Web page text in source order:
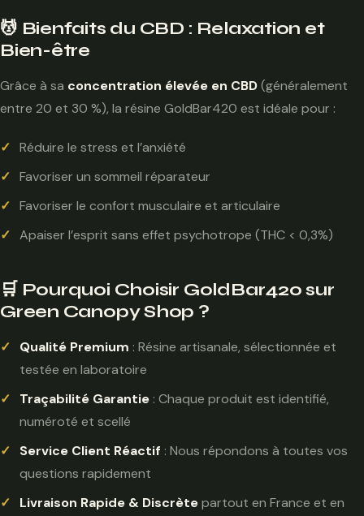
💆 Bienfaits du CBD : Relaxation et
Bien-être
Grâce à sa concentration élevée en CBD(généralement
entre 20 et 30 %), la résine GoldBar420 est idéale pour :
Réduire le stress et l’anxiété
Favoriser un sommeil réparateur
Favoriser le confort musculaire et articulaire
Apaiser l’esprit sans effet psychotrope (THC < 0,3%)
🛒 Pourquoi Choisir GoldBar420 sur
Green Canopy Shop ?
Qualité Premium : Résine artisanale, sélectionnée et
testée en laboratoire
Traçabilité Garantie : Chaque produit est identifié,
numéroté et scellé
Service Client Réactif : Nous répondons à toutes vos
questions rapidement
Livraison Rapide & Discrètepartout en France et en